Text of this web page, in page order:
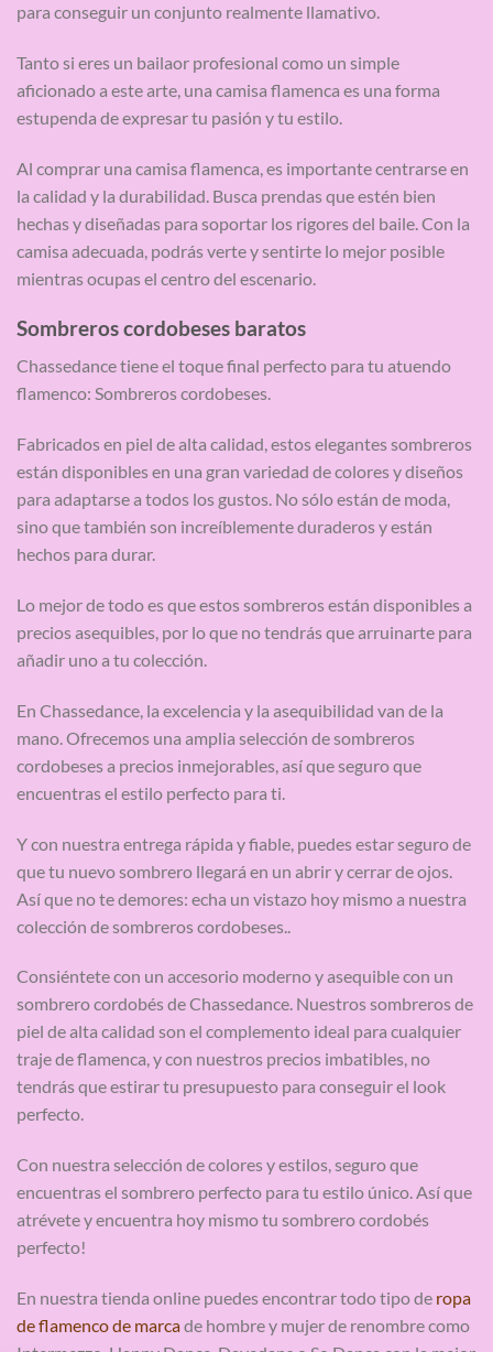
para conseguir un conjunto realmente llamativo.
Tanto si eres un bailaor profesional como un simple
aficionado a este arte, una camisa flamenca es una forma
estupenda de expresar tu pasión y tu estilo.
Al comprar una camisa flamenca, es importante centrarse en
la calidad y la durabilidad. Busca prendas que estén bien
hechas y diseñadas para soportar los rigores del baile. Con la
camisa adecuada, podrás verte y sentirte lo mejor posible
mientras ocupas el centro del escenario.
Sombreros cordobeses baratos
Chassedance tiene el toque final perfecto para tu atuendo
flamenco: Sombreros cordobeses.
Fabricados en piel de alta calidad, estos elegantes sombreros
están disponibles en una gran variedad de colores y diseños
para adaptarse a todos los gustos. No sólo están de moda,
sino que también son increíblemente duraderos y están
hechos para durar.
Lo mejor de todo es que estos sombreros están disponibles a
precios asequibles, por lo que no tendrás que arruinarte para
añadir uno a tu colección.
En Chassedance, la excelencia y la asequibilidad van de la
mano. Ofrecemos una amplia selección de sombreros
cordobeses a precios inmejorables, así que seguro que
encuentras el estilo perfecto para ti.
Y con nuestra entrega rápida y fiable, puedes estar seguro de
que tu nuevo sombrero llegará en un abrir y cerrar de ojos.
Así que no te demores: echa un vistazo hoy mismo a nuestra
colección de sombreros cordobeses..
Consiéntete con un accesorio moderno y asequible con un
sombrero cordobés de Chassedance. Nuestros sombreros de
piel de alta calidad son el complemento ideal para cualquier
traje de flamenca, y con nuestros precios imbatibles, no
tendrás que estirar tu presupuesto para conseguir el look
perfecto.
Con nuestra selección de colores y estilos, seguro que
encuentras el sombrero perfecto para tu estilo único. Así que
atrévete y encuentra hoy mismo tu sombrero cordobés
perfecto!
En nuestra tienda online puedes encontrar todo tipo de ropa
de flamenco de marcade hombre y mujer de renombre como